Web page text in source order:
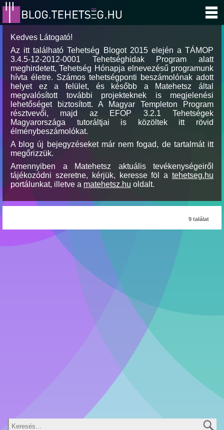
Kedves Látogató!
Az itt található Tehetség Blogot 2015 elején a TÁMOP
3.4.5-12-2012-0001 Tehetséghidak Program alatt
meghirdetett, Tehetség Hónapja elnevezésű programunk
hívta életre. Számos tehetségponti beszámolónak adott
helyet ez a felület, és később a Matehetsz által
megvalósított további projekteknek is megjelenési
lehetőséget biztosított. A Magyar Templeton Program
résztvevői, majd az EFOP 3.2.1 Tehetségek
Magyarországa tutoráltjai is közöltek itt rövid
élménybeszámolókat.
A blog új bejegyzéseket már nem fogad, de tartalmát itt
megőrizzük.
Amennyiben a Matehetsz aktuális tevékenységeiről
tájékozódni szeretne, kérjük, keresse föl a tehetseg.hu
portálunkat, illetve a matehetsz.hu oldalt.
9 találat
Keresés